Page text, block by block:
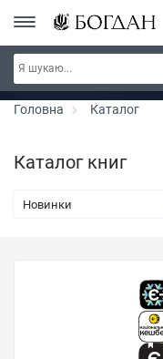
РОЗПРОДАЖ ~ 150 грн ~
300 грн ~
Головна Каталог
Каталог книг
Новинки